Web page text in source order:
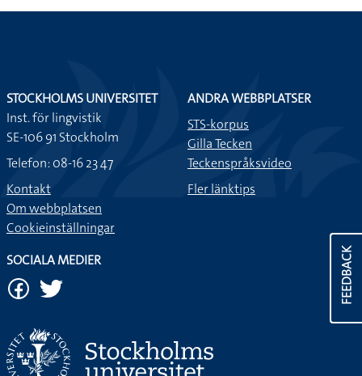
FEEDBACK
STOCKHOLMS UNIVERSITET
Inst. för lingvistik
SE-106 91 Stockholm
Telefon: 08-16 23 47
Kontakt
Om webbplatsen
Cookieinställningar
ANDRA WEBBPLATSER
STS-korpus
Gilla Tecken
Teckenspråksvideo
Fler länktips
SOCIALA MEDIER